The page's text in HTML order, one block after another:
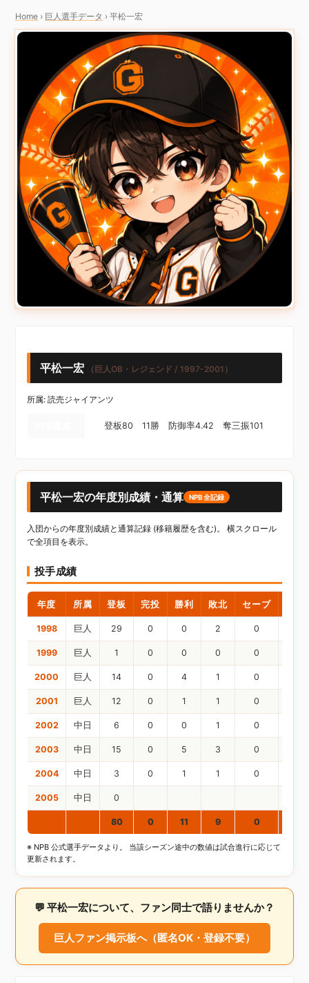
Home › 巨人選手データ › 平松一宏
平松一宏 （巨人OB・レジェンド / 1997-2001）
所属: 読売ジャイアンツ
登板80 11勝 防御率4.42 奪三振101
平松一宏の年度別成績・通算 NPB全記録
入団からの年度別成績と通算記録 (移籍履歴を含む)。 横スクロール
で全項目を表示。
投手成績
年度 所属 登板 完投 勝利 敗北 セーブ
1998 巨人 29 0 0 2 0
1999 巨人 1 0 0 0 0
2000 巨人 14 0 4 1 0
2001 巨人 12 0 1 1 0
2002 中日 6 0 0 1 0
2003 中日 15 0 5 3 0
2004 中日 3 0 1 1 0
2005 中日 0
80 0 11 9 0
※ NPB 公式選手データより。 当該シーズン途中の数値は試合進行に応じて
更新されます。
💬 平松一宏について、ファン同士で語りませんか？
巨人ファン掲示板へ（匿名OK・登録不要）